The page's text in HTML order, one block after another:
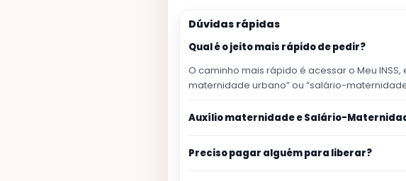
Dúvidas rápidas
Qual é o jeito mais rápido de pedir?
O caminho mais rápido é acessar o Meu
maternidade urbano” ou “salário-
Auxílio maternidade e Salário-
Preciso pagar alguém para liberar?